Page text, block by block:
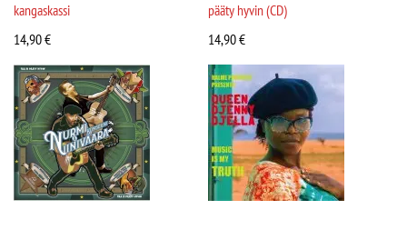
kangaskassi
14,90€
pääty hyvin (CD)
14,90€